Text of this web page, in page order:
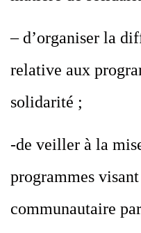
– d’organiser la
relative aux
solidarité ;
-de veiller à la
programmes
communautaire